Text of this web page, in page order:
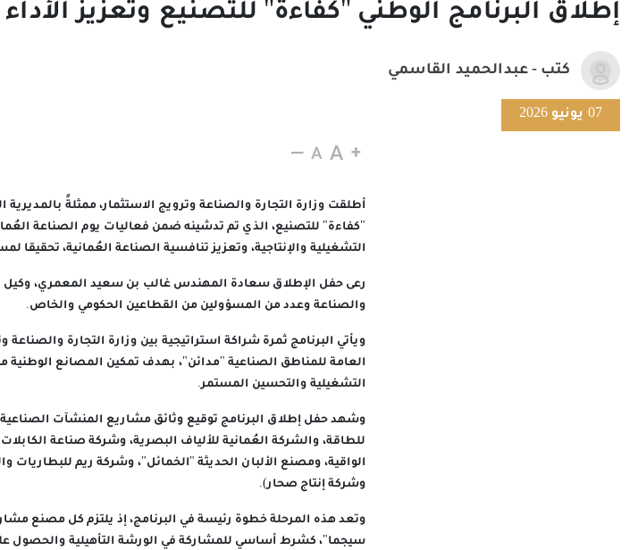
إطلاق البرنامج الوطني "كفاءة" للتصنيع وتعزيز
كتب - عبدالحميد القاسمي
07 يونيو 2026
أطلقت وزارة التجارة والصناعة وترويج الاستثمار، ممثلةً بالمديرية
التشغيلية والإنتاجية، وتعزيز تنافسية الصناعة العُمانية، تحقيقا لمستهدفات رؤية "عُمان
رعى حفل الإطلاق سعادة المهندس غالب بن سعيد المعمري، وكيل
والصناعة وعدد من المسؤولين من القطاعين الحكومي والخاص.
ويأتي البرنامج ثمرة شراكة استراتيجية بين وزارة التجارة
العامة للمناطق الصناعية "مدائن"، بهدف تمكين المصانع
التشغيلية والتحسين المستمر.
للطاقة، والشركة العُمانية للألياف البصرية، وشركة صناعة
الواقية، ومصنع الألبان الحديثة "الخمائل"، وشركة ريم للبطاريات
وشركة إنتاج صحار).
سيجما"، كشرط أساسي للمشاركة في الورشة التأهيلية والحصول